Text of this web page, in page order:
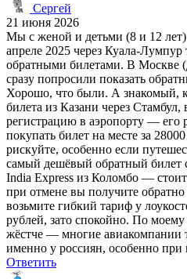
Сергей
21 июня 2026
Мы с женой и детьми (8 и 12
апреле 2025 через Куала-
обратными билетами. В Москве
сразу попросили показать
Хорошо, что были. А знакомый,
билета из Казани через
регистрацию в аэропорту — его
покупать билет на месте за
рискуйте, особенно если
самый дешёвый обратный билет
India Express из Коломбо —
при отмене вы получите
возьмите гибкий тариф у
рублей, зато спокойно. По
жёстче — многие авиакомпании
именно у россиян, особенно при
Ответить